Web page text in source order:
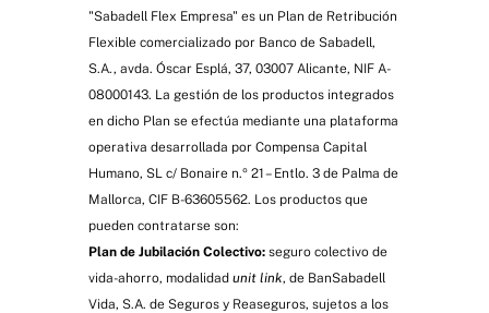
"Sabadell Flex Empresa" es un Plan de Retribución
Flexible comercializado por Banco de Sabadell,
S.A., avda. Óscar Esplá, 37, 03007 Alicante, NIF A-
08000143. La gestión de los productos integrados
en dicho Plan se efectúa mediante una plataforma
operativa desarrollada por Compensa Capital
Humano, SL c/ Bonaire n.º 21 – Entlo. 3 de Palma de
Mallorca, CIF B-63605562. Los productos que
pueden contratarse son:
Plan de Jubilación Colectivo:seguro colectivo de
vida-ahorro, modalidad unit link, de BanSabadell
Vida, S.A. de Seguros y Reaseguros, sujetos a los